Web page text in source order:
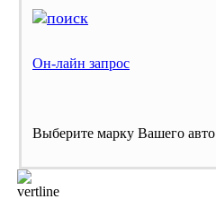
Он-лайн запрос
Выберите марку Вашего авто